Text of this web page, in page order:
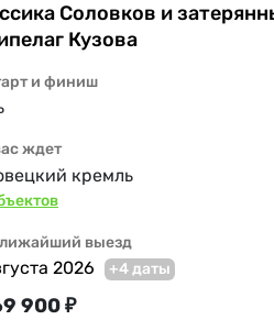
Соловков и
Кузова
и финиш
ждет
кремль
выезд
2026 +4 даты
900 ₽